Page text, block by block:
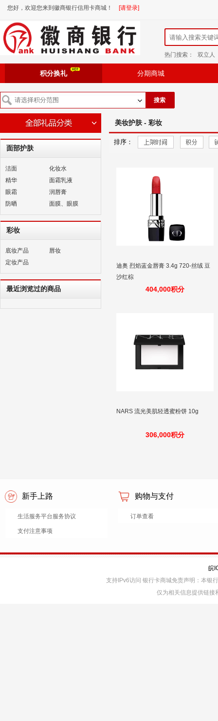
您好，欢迎您来到徽商银行信用卡商城！ [请登录]
热门搜索： 双立人
积分换礼 分期商城
搜索
面部护肤
洁面
化妆水
精华
面霜乳液
眼霜
润唇膏
防晒
面膜、眼膜
彩妆
底妆产品
唇妆
定妆产品
最近浏览过的商品
美妆护肤 - 彩妆
排序：
迪奥 烈焰蓝金唇膏 3.4g 720-丝绒 豆
沙红棕
404,000积分
NARS 流光美肌轻透蜜粉饼 10g
306,000积分
新手上路
生活服务平台服务协议
支付注意事项
购物与支付
订单查看
皖
支持IPv6访问 银行卡商城免责声明：本银
仅为相关信息提供链接